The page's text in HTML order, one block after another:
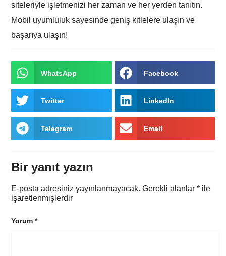
siteleriyle işletmenizi her zaman ve her yerden tanıtın.
Mobil uyumluluk sayesinde geniş kitlelere ulaşın ve
başarıya ulaşın!
WhatsApp Facebook
Twitter LinkedIn
Telegram Email
Bir yanıt yazın
E-posta adresiniz yayınlanmayacak. Gerekli alanlar* ile
işaretlenmişlerdir
Yorum*